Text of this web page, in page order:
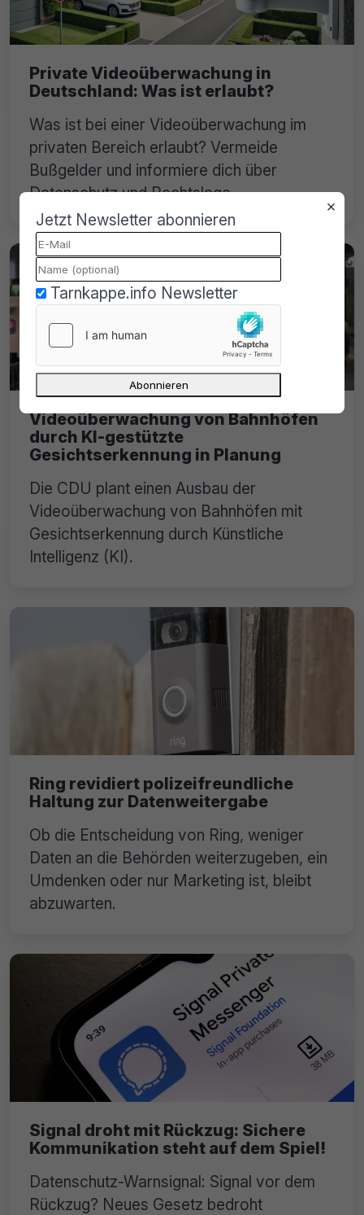
Private Videoüberwachung in
Deutschland: Was ist erlaubt?
Was ist bei einer Videoüberwachung im
privaten Bereich erlaubt? Vermeide
Bußgelder und informiere dich über
Datenschutz und Rechtslage.
Videoüberwachung von Bahnhöfen
durch KI-gestützte
Gesichtserkennung in Planung
Die CDU plant einen Ausbau der
Videoüberwachung von Bahnhöfen mit
Gesichtserkennung durch Künstliche
Intelligenz (KI).
Ring revidiert polizeifreundliche
Haltung zur Datenweitergabe
Ob die Entscheidung von Ring, weniger
Daten an die Behörden weiterzugeben, ein
Umdenken oder nur Marketing ist, bleibt
abzuwarten.
Signal droht mit Rückzug: Sichere
Kommunikation steht auf dem Spiel!
Datenschutz-Warnsignal: Signal vor dem
Rückzug? Neues Gesetz bedroht
×
Jetzt Newsletter abonnieren
Tarnkappe.info Newsletter